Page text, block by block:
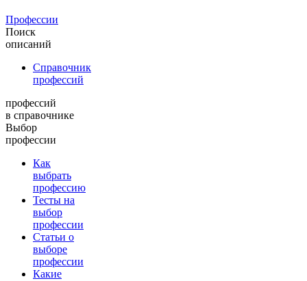
Профессии
Поиск
описаний
Справочник
профессий
профессий
в справочнике
Выбор
профессии
Как
выбрать
профессию
Тесты на
выбор
профессии
Статьи о
выборе
профессии
Какие